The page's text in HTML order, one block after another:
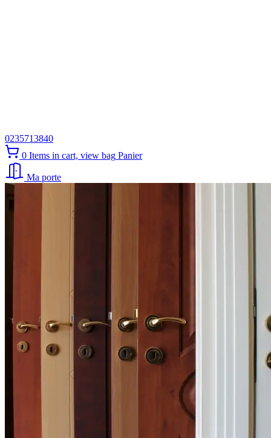
0235713840
0 Items in cart, view bag Panier
Ma porte